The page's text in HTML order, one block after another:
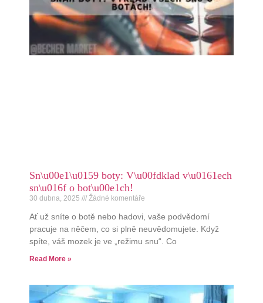
Sn\u00e1\u0159 boty: V\u00fdklad v\u0161ech
sn\u016f o bot\u00e1ch!
30 dubna, 2025 Žádné komentáře
Ať už sníte o botě nebo hadovi, vaše podvědomí
pracuje na něčem, co si plně neuvědomujete. Když
spíte, váš mozek je ve „režimu snu“. Co
Read More »